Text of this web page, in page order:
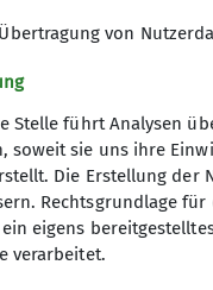
Infos
von
Stelle führt Analysen
soweit sie uns ihre
Die Erstellung der
Rechtsgrundlage
eigens
verarbeitet.